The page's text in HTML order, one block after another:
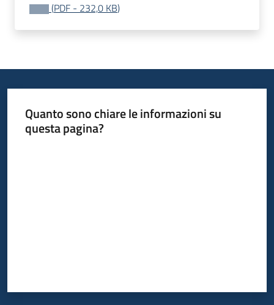
(PDF - 232,0 KB)
Quanto sono chiare le informazioni su
questa pagina?